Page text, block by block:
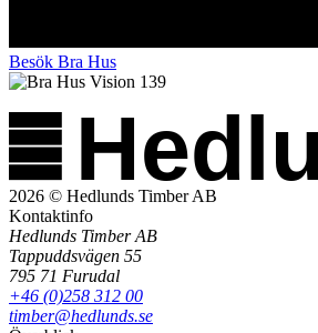
Besök Bra Hus
2026 © Hedlunds Timber AB
Kontaktinfo
Hedlunds Timber AB
Tappuddsvägen 55
795 71 Furudal
+46 (0)258 312 00
timber@hedlunds.se